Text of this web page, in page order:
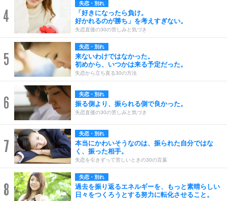
4
失恋・別れ
「好きになったら負け。
好かれるのが勝ち」を考えすぎない。
失恋直後の30の苦しみと気づき
5
失恋・別れ
来ないわけではなかった。
初めから、いつかは来る予定だった。
失恋から立ち直る30の方法
6 失恋・別れ
振る側より、振られる側で良かった。
失恋直後の30の苦しみと気づき
7
失恋・別れ
本当にかわいそうなのは、振られた自分ではな
く、振った相手。
失恋を引きずって苦しいときの30の言葉
8
失恋・別れ
過去を振り返るエネルギーを、もっと素晴らしい
日々をつくろうとする努力に転化させること。